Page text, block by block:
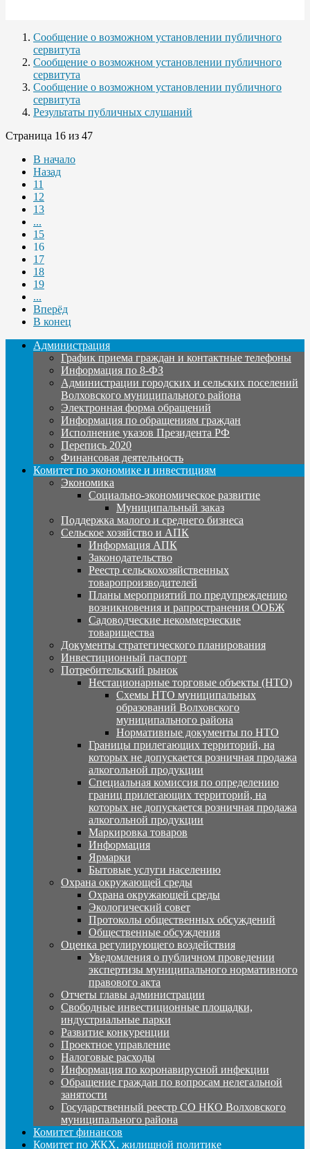
Сообщение о возможном установлении публичного
сервитута
Сообщение о возможном установлении публичного
сервитута
Сообщение о возможном установлении публичного
сервитута
Результаты публичных слушаний
Страница 16 из 47
В начало
Назад
11
12
13
...
15
16
17
18
19
...
Вперёд
В конец
Администрация
График приема граждан и контактные телефоны
Информация по 8-ФЗ
Администрации городских и сельских поселений
Волховского муниципального района
Электронная форма обращений
Информация по обращениям граждан
Исполнение указов Президента РФ
Перепись 2020
Финансовая деятельность
Комитет по экономике и инвестициям
Экономика
Социально-экономическое развитие
Муниципальный заказ
Поддержка малого и среднего бизнеса
Сельское хозяйство и АПК
Информация АПК
Законодательство
Реестр сельскохозяйственных
товаропроизводителей
Планы мероприятий по предупреждению
возникновения и рапространения ООБЖ
Садоводческие некоммерческие
товарищества
Документы стратегического планирования
Инвестиционный паспорт
Потребительский рынок
Нестационарные торговые объекты (НТО)
Схемы НТО муниципальных
образований Волховского
муниципального района
Нормативные документы по НТО
Границы прилегающих территорий, на
которых не допускается розничная продажа
алкогольной продукции
Специальная комиссия по определению
границ прилегающих территорий, на
которых не допускается розничная продажа
алкогольной продукции
Маркировка товаров
Информация
Ярмарки
Бытовые услуги населению
Охрана окружающей среды
Охрана окружающей среды
Экологический совет
Протоколы общественных обсуждений
Общественные обсуждения
Оценка регулирующего воздействия
Уведомления о публичном проведении
экспертизы муниципального нормативного
правового акта
Отчеты главы администрации
Свободные инвестиционные площадки,
индустриальные парки
Развитие конкуренции
Проектное управление
Налоговые расходы
Информация по коронавирусной инфекции
Обращение граждан по вопросам нелегальной
занятости
Государственный реестр СО НКО Волховского
муниципального района
Комитет финансов
Комитет по ЖКХ, жилищной политике